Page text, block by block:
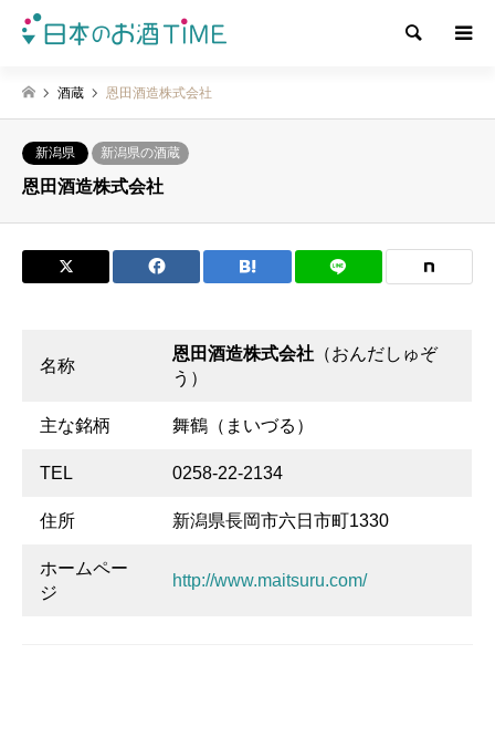
検索
酒蔵 恩田酒造株式会社
新潟県 新潟県の酒蔵
恩田酒造株式会社
名称
恩田酒造株式会社 （おんだしゅぞ
う）
主な銘柄 舞鶴（まいづる）
TEL 0258-22-2134
住所 新潟県長岡市六日市町1330
ホームペー
ジ
http://www.maitsuru.com/